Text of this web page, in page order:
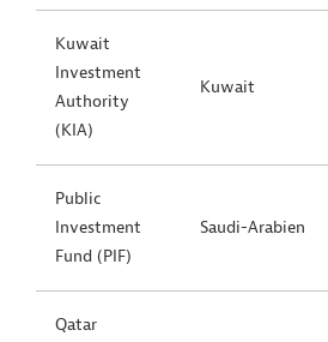
Kuwait
Investment
Authority
(KIA)
Kuwait
Public
Investment
Fund (PIF)
Saudi-Arabien
Qatar